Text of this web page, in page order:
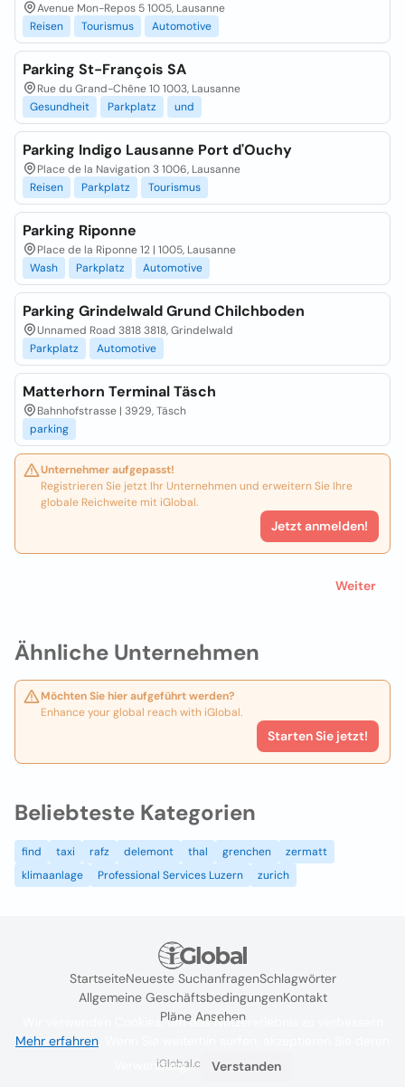
Ähnliche Unternehmen
Möchten Sie hier aufgeführt werden?
Enhance your global reach with iGlobal.
Starten Sie jetzt!
Avenue Mon-Repos 5 1005, Lausanne
Reisen
Tourismus Automotive
Parking St-François SA
Rue du Grand-Chêne 10 1003, Lausanne
Gesundheit
Parkplatz und
Parking Indigo Lausanne Port d'Ouchy
Place de la Navigation 3 1006, Lausanne
Reisen
Parkplatz Tourismus
Parking Riponne
Place de la Riponne 12 | 1005, Lausanne
Wash
Parkplatz Automotive
Parking Grindelwald Grund Chilchboden
Unnamed Road 3818 3818, Grindelwald
Parkplatz
Automotive
Matterhorn Terminal Täsch
Bahnhofstrasse | 3929, Täsch
parking
Unternehmer aufgepasst!
Registrieren Sie jetzt Ihr Unternehmen und erweitern Sie Ihre
globale Reichweite mit iGlobal.
Jetzt anmelden!
Weiter
Beliebteste Kategorien
find taxi rafz delemont thal grenchen
zermatt
klimaanlage
Professional Services Luzern zurich
StartseiteNeueste SuchanfragenSchlagwörter
Allgemeine GeschäftsbedingungenKontakt
Pläne Ansehen
iGlobal.co @ 2024
Wir verwenden Cookies, um das Nutzererlebnis zu verbessern
Mehr erfahren
Verwendung.
Verstanden